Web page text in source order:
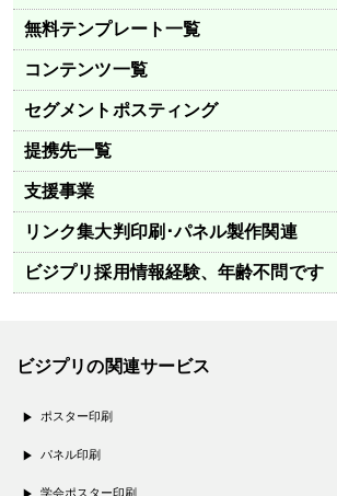
無料テンプレート一覧
コンテンツ一覧
セグメントポスティング
提携先一覧
支援事業
リンク集大判印刷･パネル製作関連
ビジプリ採用情報経験、年齢不問です
ビジプリの関連サービス
ポスター印刷
パネル印刷
学会ポスター印刷